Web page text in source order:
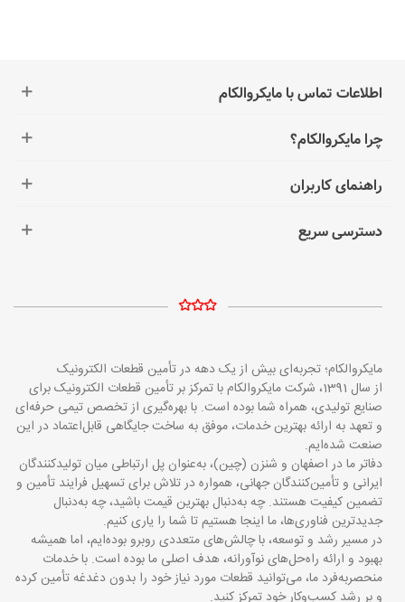
اطلاعات تماس با مایکروالکام
چرا مایکروالکام؟
راهنمای کاربران
دسترسی سریع
مایکروالکام؛ تجربه‌ای بیش از یک دهه در تأمین قطعات الکترونیک
از سال 1391، شرکت مایکروالکام با تمرکز بر تأمین قطعات الکترونیک برای
صنایع تولیدی، همراه شما بوده است. با بهره‌گیری از تخصص تیمی حرفه‌ای
و تعهد به ارائه بهترین خدمات، موفق به ساخت جایگاهی قابل‌اعتماد در این
صنعت شده‌ایم.
دفاتر ما در اصفهان و شنزن (چین)، به‌عنوان پل ارتباطی میان تولیدکنندگان
ایرانی و تأمین‌کنندگان جهانی، همواره در تلاش برای تسهیل فرایند تأمین و
تضمین کیفیت هستند. چه به‌دنبال بهترین قیمت باشید، چه به‌دنبال
جدیدترین فناوری‌ها، ما اینجا هستیم تا شما را یاری کنیم.
در مسیر رشد و توسعه، با چالش‌های متعددی روبرو بوده‌ایم، اما همیشه
بهبود و ارائه راه‌حل‌های نوآورانه، هدف اصلی ما بوده است. با خدمات
منحصربه‌فرد ما، می‌توانید قطعات مورد نیاز خود را بدون دغدغه تأمین کرده
و بر رشد کسب‌وکار خود تمرکز کنید.